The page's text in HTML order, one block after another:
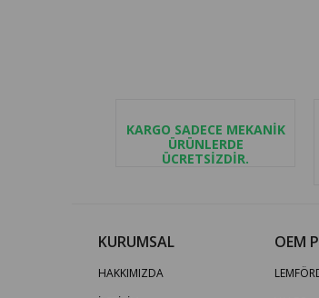
KARGO SADECE MEKANİK
ÜRÜNLERDE
ÜCRETSİZDİR.
KURUMSAL
HAKKIMIZDA
OEM